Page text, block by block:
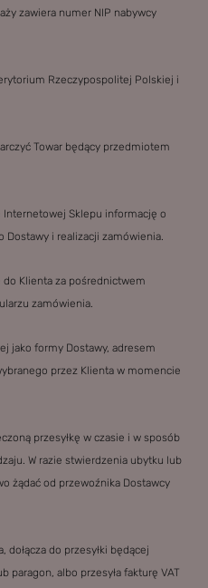
zawiera numer NIP nabywcy
Rzeczypospolitej Polskiej i
Towar będący przedmiotem
Internetowej Sklepu informację o
Dostawy i realizacji zamówienia.
do Klienta za pośrednictwem
zamówienia.
jako formy Dostawy, adresem
przez Klienta w momencie
przesyłkę w czasie i w sposób
W razie stwierdzenia ubytku lub
żądać od przewoźnika Dostawcy
dołącza do przesyłki będącej
paragon, albo przesyła fakturę VAT